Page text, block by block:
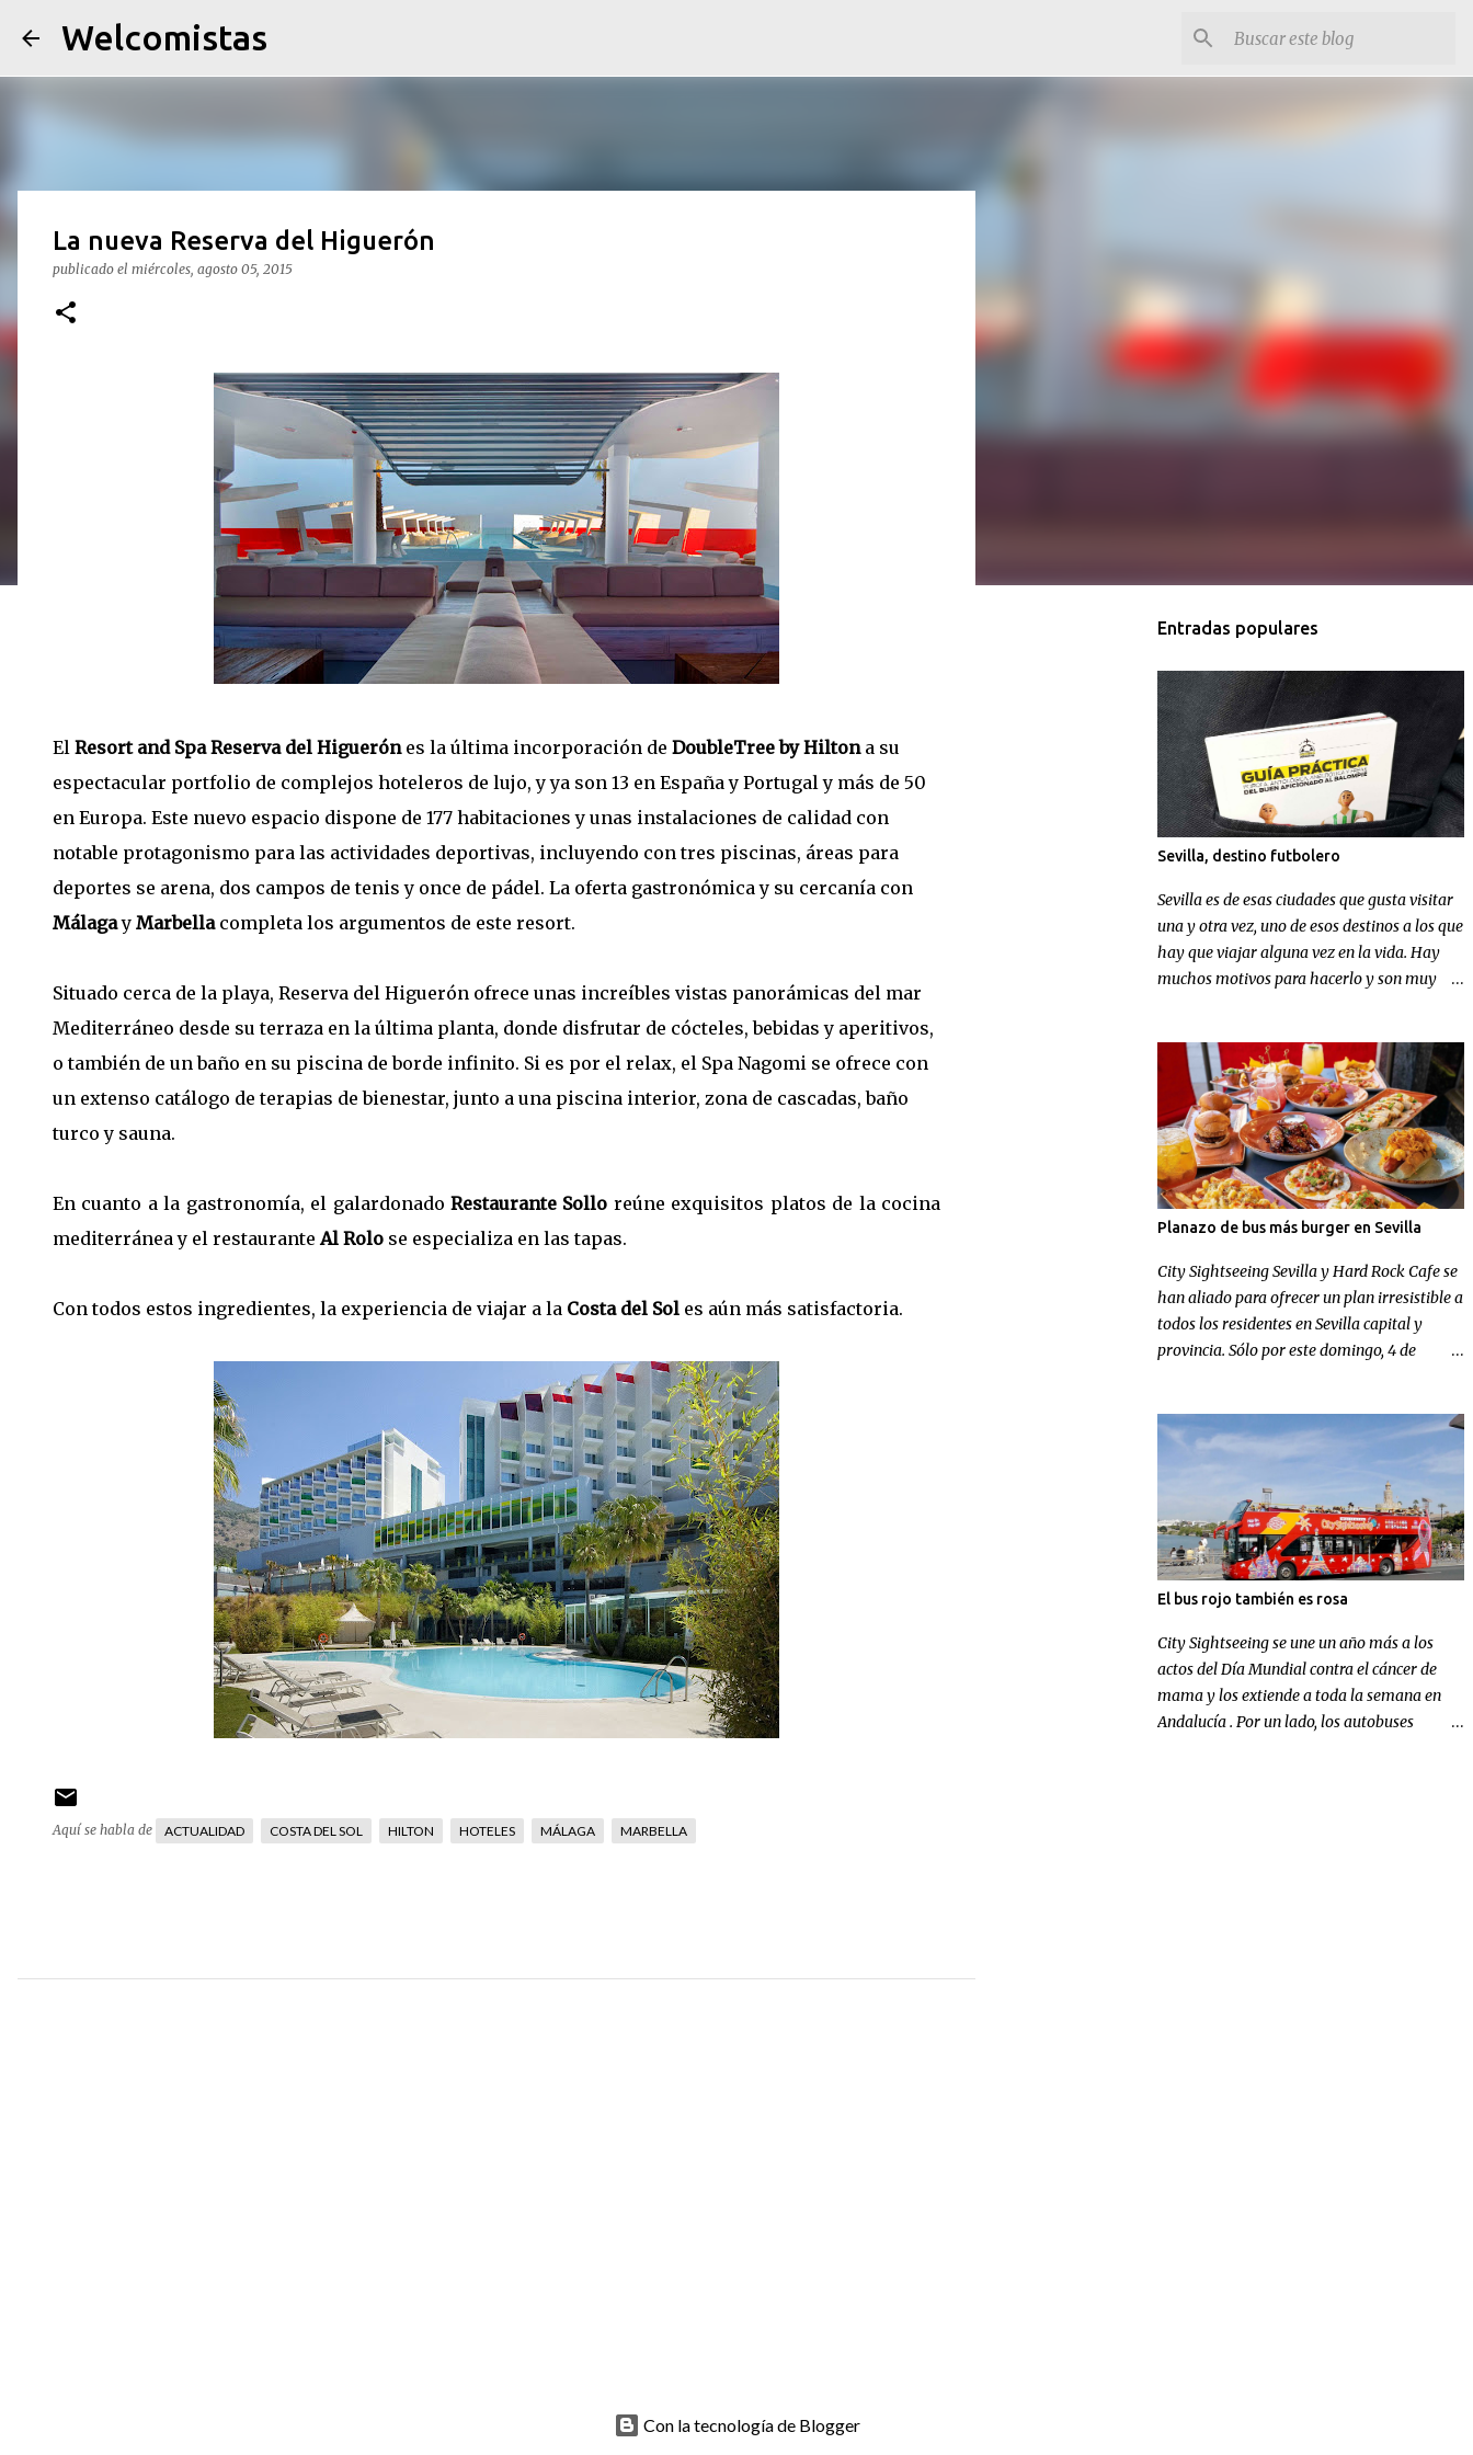
Welcomistas
La nueva Reserva del Higuerón
publicado el miércoles, agosto 05, 2015
El Resort and Spa Reserva del Higuerónes la última incorporación de DoubleTree by Hiltona su
espectacular portfolio de complejos hoteleros de lujo, y ya son 13 en España y Portugal y más de 50
en Europa. Este nuevo espacio dispone de 177 habitaciones y unas instalaciones de calidad con
notable protagonismo para las actividades deportivas, incluyendo con tres piscinas, áreas para
deportes se arena, dos campos de tenis y once de pádel. La oferta gastronómica y su cercanía con
Málagay Marbellacompleta los argumentos de este resort.
Situado cerca de la playa, Reserva del Higuerón ofrece unas increíbles vistas panorámicas del mar
Mediterráneo desde su terraza en la última planta, donde disfrutar de cócteles, bebidas y aperitivos,
o también de un baño en su piscina de borde infinito. Si es por el relax, el Spa Nagomi se ofrece con
un extenso catálogo de terapias de bienestar, junto a una piscina interior, zona de cascadas, baño
turco y sauna.
En cuanto a la gastronomía, el galardonado Restaurante Sollo reúne exquisitos platos de la cocina
mediterránea y el restauranteAl Rolo se especializa en las tapas.
Con todos estos ingredientes, la experiencia de viajar a la Costa del Sol es aún más satisfactoria.
Aquí se habla de ACTUALIDAD COSTA DEL SOL HILTON HOTELES MÁLAGA MARBELLA
Entradas populares
Sevilla, destino futbolero
Sevilla es de esas ciudades que gusta visitar
una y otra vez, uno de esos destinos a los que
hay que viajar alguna vez en la vida. Hay
muchos motivos para hacerlo y son muy
el fútbol en Sevilla .
Planazo de bus más burger en Sevilla
City Sightseeing Sevilla y Hard Rock Cafe se
han aliado para ofrecer un plan irresistible a
todos los residentes en Sevilla capital y
provincia. Sólo por este domingo, 4 de
panorámico más un menú en Hard Rock
Cafe por el increíble precio de 9,99 euros.
El bus rojo también es rosa
City Sightseeing se une un año más a los
actos del Día Mundial contra el cáncer de
mama y los extiende a toda la semana en
Andalucía . Por un lado, los autobuses
Con la tecnología de Blogger